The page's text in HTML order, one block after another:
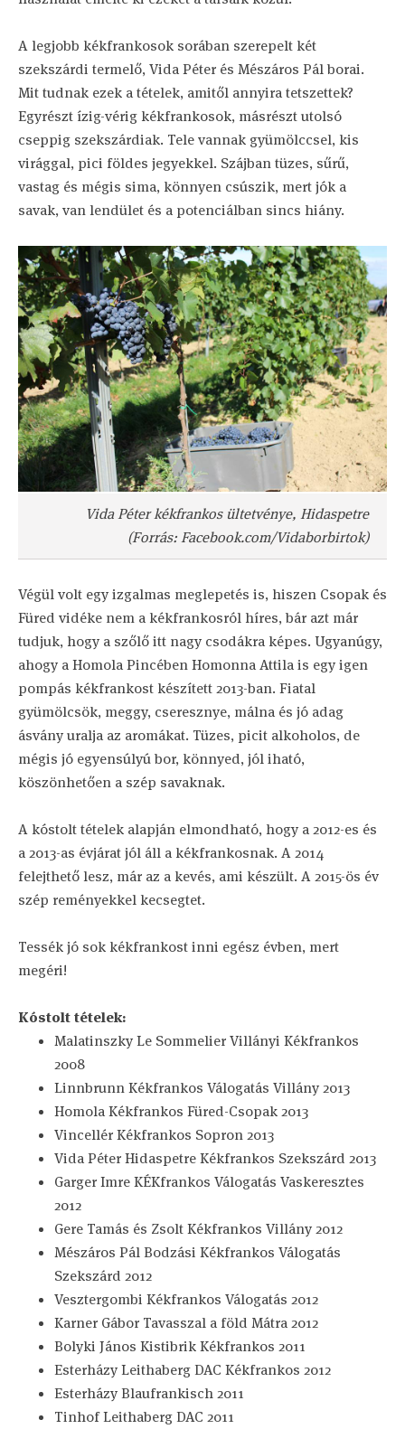
A legjobb kékfrankosok sorában szerepelt két
szekszárdi termelő, Vida Péter és Mészáros Pál borai.
Mit tudnak ezek a tételek, amitől annyira tetszettek?
Egyrészt ízig-vérig kékfrankosok, másrészt utolsó
cseppig szekszárdiak. Tele vannak gyümölccsel, kis
virággal, pici földes jegyekkel. Szájban tüzes, sűrű,
vastag és mégis sima, könnyen csúszik, mert jók a
savak, van lendület és a potenciálban sincs hiány.
Vida Péter kékfrankos ültetvénye, Hidaspetre
(Forrás: Facebook.com/Vidaborbirtok)
Végül volt egy izgalmas meglepetés is, hiszen Csopak és
Füred vidéke nem a kékfrankosról híres, bár azt már
tudjuk, hogy a szőlő itt nagy csodákra képes. Ugyanúgy,
ahogy a Homola Pincében Homonna Attila is egy igen
pompás kékfrankost készített 2013-ban. Fiatal
gyümölcsök, meggy, cseresznye, málna és jó adag
ásvány uralja az aromákat. Tüzes, picit alkoholos, de
mégis jó egyensúlyú bor, könnyed, jól iható,
köszönhetően a szép savaknak.
A kóstolt tételek alapján elmondható, hogy a 2012-es és
a 2013-as évjárat jól áll a kékfrankosnak. A 2014
felejthető lesz, már az a kevés, ami készült. A 2015-ös év
szép reményekkel kecsegtet.
Tessék jó sok kékfrankost inni egész évben, mert
megéri!
Kóstolt tételek:
Malatinszky Le Sommelier Villányi Kékfrankos
2008
Linnbrunn Kékfrankos Válogatás Villány 2013
Homola Kékfrankos Füred-Csopak 2013
Vincellér Kékfrankos Sopron 2013
Vida Péter Hidaspetre Kékfrankos Szekszárd 2013
Garger Imre KÉKfrankos Válogatás Vaskeresztes
2012
Gere Tamás és Zsolt Kékfrankos Villány 2012
Mészáros Pál Bodzási Kékfrankos Válogatás
Szekszárd 2012
Vesztergombi Kékfrankos Válogatás 2012
Karner Gábor Tavasszal a föld Mátra 2012
Bolyki János Kistibrik Kékfrankos 2011
Esterházy Leithaberg DAC Kékfrankos 2012
Esterházy Blaufrankisch 2011
Tinhof Leithaberg DAC 2011